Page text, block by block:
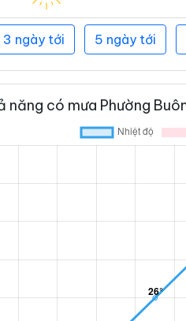
3 ngày tới 5 ngày tới
năng có mưa Phường